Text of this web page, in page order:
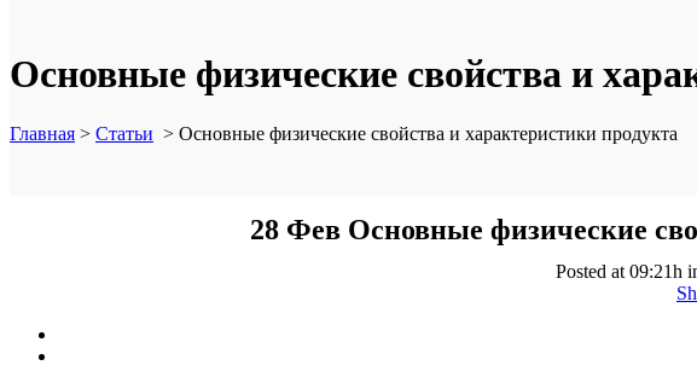
Основные физические свойства и
Главная > Статьи > Основные физические свойства и характеристики продукта
28 ФевОсновные физические
Posted at 09:21h